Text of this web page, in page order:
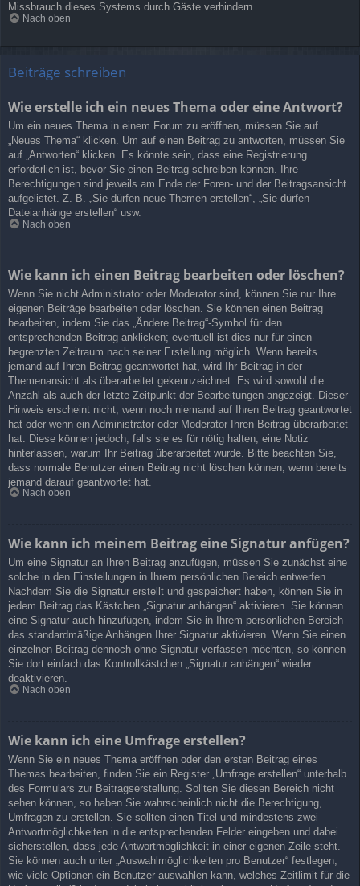
Missbrauch dieses Systems durch Gäste verhindern.
Nach oben
Beiträge schreiben
Wie erstelle ich ein neues Thema oder eine Antwort?
Um ein neues Thema in einem Forum zu eröffnen, müssen Sie auf
„Neues Thema“ klicken. Um auf einen Beitrag zu antworten, müssen Sie
auf „Antworten“ klicken. Es könnte sein, dass eine Registrierung
erforderlich ist, bevor Sie einen Beitrag schreiben können. Ihre
Berechtigungen sind jeweils am Ende der Foren- und der Beitragsansicht
aufgelistet. Z. B. „Sie dürfen neue Themen erstellen“, „Sie dürfen
Dateianhänge erstellen“ usw.
Nach oben
Wie kann ich einen Beitrag bearbeiten oder löschen?
Wenn Sie nicht Administrator oder Moderator sind, können Sie nur Ihre
eigenen Beiträge bearbeiten oder löschen. Sie können einen Beitrag
bearbeiten, indem Sie das „Ändere Beitrag“-Symbol für den
entsprechenden Beitrag anklicken; eventuell ist dies nur für einen
begrenzten Zeitraum nach seiner Erstellung möglich. Wenn bereits
jemand auf Ihren Beitrag geantwortet hat, wird Ihr Beitrag in der
Themenansicht als überarbeitet gekennzeichnet. Es wird sowohl die
Anzahl als auch der letzte Zeitpunkt der Bearbeitungen angezeigt. Dieser
Hinweis erscheint nicht, wenn noch niemand auf Ihren Beitrag geantwortet
hat oder wenn ein Administrator oder Moderator Ihren Beitrag überarbeitet
hat. Diese können jedoch, falls sie es für nötig halten, eine Notiz
hinterlassen, warum Ihr Beitrag überarbeitet wurde. Bitte beachten Sie,
dass normale Benutzer einen Beitrag nicht löschen können, wenn bereits
jemand darauf geantwortet hat.
Nach oben
Wie kann ich meinem Beitrag eine Signatur anfügen?
Um eine Signatur an Ihren Beitrag anzufügen, müssen Sie zunächst eine
solche in den Einstellungen in Ihrem persönlichen Bereich entwerfen.
Nachdem Sie die Signatur erstellt und gespeichert haben, können Sie in
jedem Beitrag das Kästchen „Signatur anhängen“ aktivieren. Sie können
eine Signatur auch hinzufügen, indem Sie in Ihrem persönlichen Bereich
das standardmäßige Anhängen Ihrer Signatur aktivieren. Wenn Sie einen
einzelnen Beitrag dennoch ohne Signatur verfassen möchten, so können
Sie dort einfach das Kontrollkästchen „Signatur anhängen“ wieder
deaktivieren.
Nach oben
Wie kann ich eine Umfrage erstellen?
Wenn Sie ein neues Thema eröffnen oder den ersten Beitrag eines
Themas bearbeiten, finden Sie ein Register „Umfrage erstellen“ unterhalb
des Formulars zur Beitragserstellung. Sollten Sie diesen Bereich nicht
sehen können, so haben Sie wahrscheinlich nicht die Berechtigung,
Umfragen zu erstellen. Sie sollten einen Titel und mindestens zwei
Antwortmöglichkeiten in die entsprechenden Felder eingeben und dabei
sicherstellen, dass jede Antwortmöglichkeit in einer eigenen Zeile steht.
Sie können auch unter „Auswahlmöglichkeiten pro Benutzer“ festlegen,
wie viele Optionen ein Benutzer auswählen kann, welches Zeitlimit für die